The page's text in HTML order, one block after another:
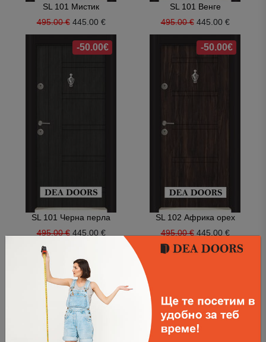
SL 101 Мистик
495.00 € 445.00 €
SL 101 Венге
495.00 € 445.00 €
-50.00€
SL 101 Черна перла
495.00 € 445.00 €
-50.00€
SL 102 Африка орех
495.00 € 445.00 €
-50.00€